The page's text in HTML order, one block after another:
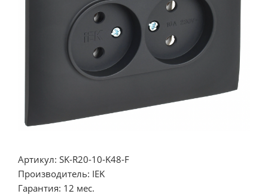
Артикул: SK-R20-10-K48-F
Производитель: IEK
Гарантия: 12 мес.